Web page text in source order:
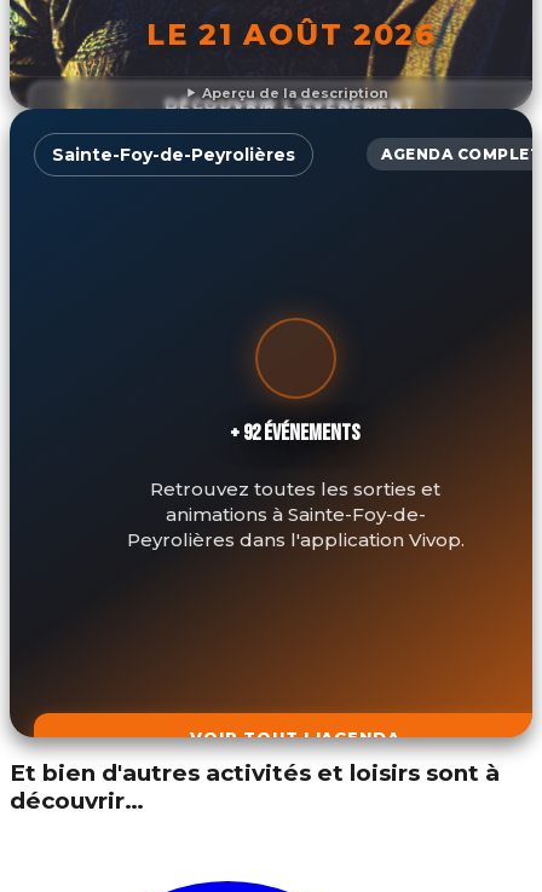
Aperçu de la description
LE 21 AOÛT 2026
DÉCOUVRIR L'ÉVÉNEMENT
Sainte-Foy-de-Peyrolières AGENDA COMPLET
+ 92 ÉVÉNEMENTS
Retrouvez toutes les sorties et
animations à Sainte-Foy-de-
Peyrolières dans l'application Vivop.
VOIR TOUT L'AGENDA
Et bien d'autres activités et loisirs sont à
découvrir…